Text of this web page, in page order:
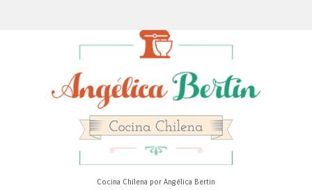
Cocina Chilena por Angélica Bertin